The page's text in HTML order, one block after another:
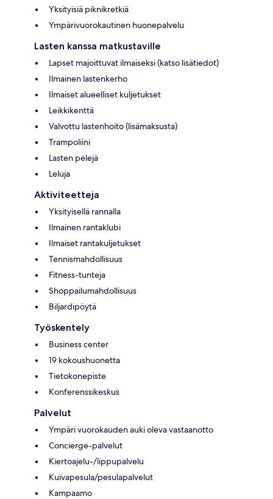
Yksityisiä piknikretkiä
Ympärivuorokautinen huonepalvelu
Lasten kanssa matkustaville
Lapset majoittuvat ilmaiseksi (katso lisätiedot)
Ilmainen lastenkerho
Ilmaiset alueelliset kuljetukset
Leikkikenttä
Valvottu lastenhoito (lisämaksusta)
Trampoliini
Lasten pelejä
Leluja
Aktiviteetteja
Yksityisellä rannalla
Ilmainen rantaklubi
Ilmaiset rantakuljetukset
Tennismahdollisuus
Fitness-tunteja
Shoppailumahdollisuus
Biljardipöytä
Työskentely
Business center
19 kokoushuonetta
Tietokonepiste
Konferenssikeskus
Palvelut
Ympäri vuorokauden auki oleva vastaanotto
Concierge-palvelut
Kiertoajelu-/lippupalvelu
Kuivapesula/pesulapalvelut
Kampaamo